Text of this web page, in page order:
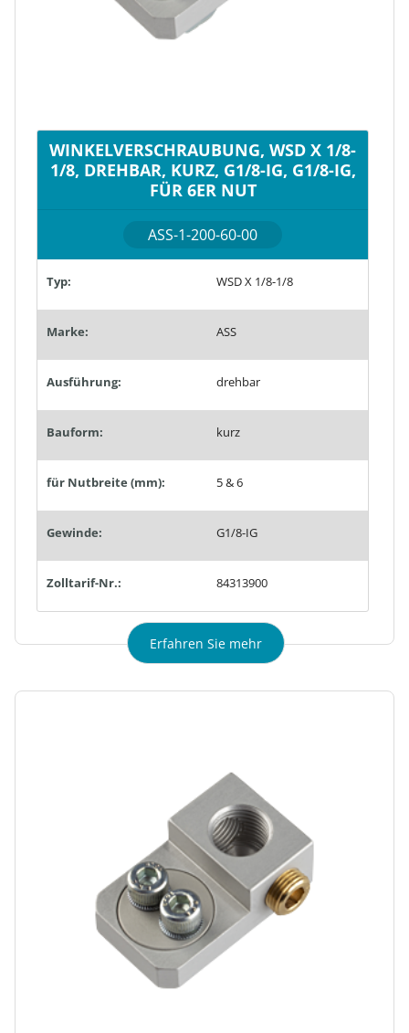
WINKELVERSCHRAUBUNG, WSD X 1/8-
1/8, DREHBAR, KURZ, G1/8-IG, G1/8-IG,
FÜR 6ER NUT
ASS-1-200-60-00
Typ: WSD X 1/8-1/8
Marke: ASS
Ausführung: drehbar
Bauform: kurz
für Nutbreite (mm): 5 & 6
Gewinde: G1/8-IG
Zolltarif-Nr.: 84313900
Erfahren Sie mehr